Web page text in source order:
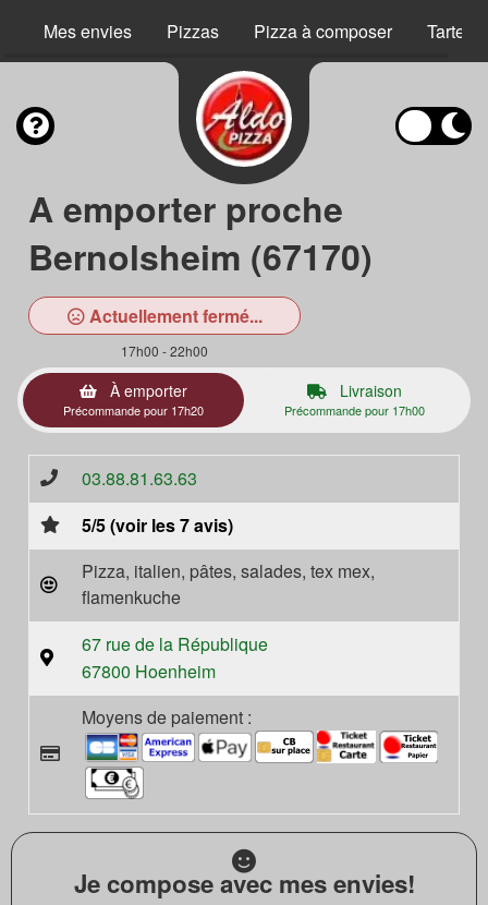
Mes envies Pizzas Pizza à composer Tartes
A emporter proche
Bernolsheim (67170)
Actuellement fermé...
17h00 - 22h00
À emporter
Précommande pour 17h20
Livraison
Précommande pour 17h00
03.88.81.63.63
5/5 (voir les 7 avis)
Pizza, italien, pâtes, salades, tex mex,
flamenkuche
67 rue de la République
67800 Hoenheim
Moyens de paiement :
Je compose avec mes envies!